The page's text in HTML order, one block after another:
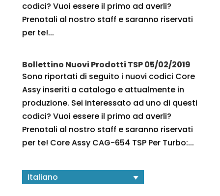
codici? Vuoi essere il primo ad averli?
Prenotali al nostro staff e saranno riservati
per te!...
Bollettino Nuovi Prodotti TSP 05/02/2019
Sono riportati di seguito i nuovi codici Core
Assy inseriti a catalogo e attualmente in
produzione. Sei interessato ad uno di questi
codici? Vuoi essere il primo ad averli?
Prenotali al nostro staff e saranno riservati
per te! Core Assy CAG-654 TSP Per Turbo:...
Italiano